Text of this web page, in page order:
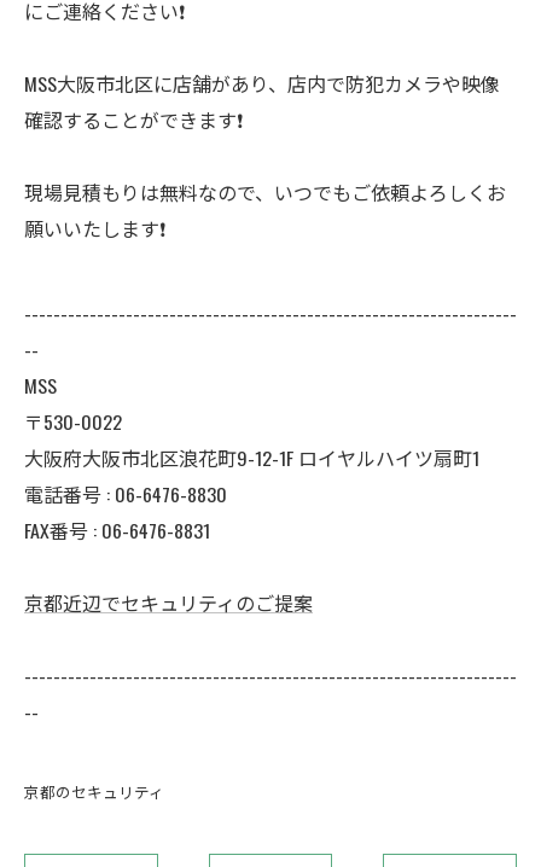
にご連絡ください❗️
MSS大阪市北区に店舗があり、店内で防犯カメラや映像
確認することができます❗️
現場見積もりは無料なので、いつでもご依頼よろしくお
願いいたします❗️
--------------------------------------------------------------------
--
MSS
〒530-0022
大阪府大阪市北区浪花町9-12-1F ロイヤルハイツ扇町1
電話番号 : 06-6476-8830
FAX番号 : 06-6476-8831
京都近辺でセキュリティのご提案
--------------------------------------------------------------------
--
京都のセキュリティ